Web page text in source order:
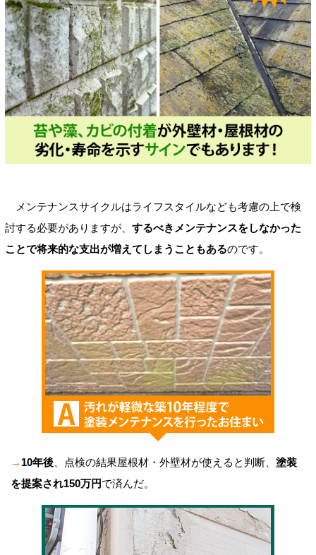
メンテナンスサイクルはライフスタイルなども考慮の上で検
討する必要がありますが、 するべきメンテナンスをしなかった
ことで将来的な支出が増えてしまうこともあるのです。
→ 10年後、点検の結果屋根材・外壁材が使えると判断、 塗装
を提案され150万円で済んだ。